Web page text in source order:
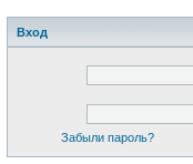
Вход
Забыли пароль?